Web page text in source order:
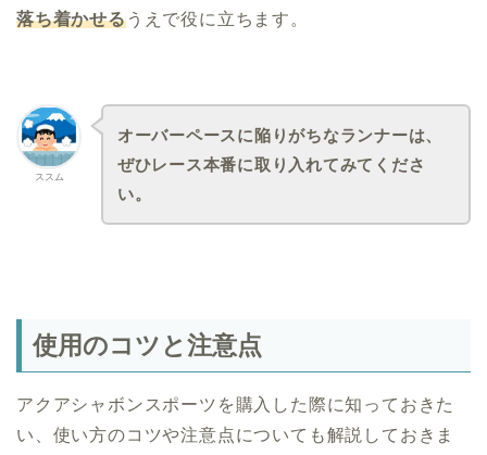
落ち着かせるうえで役に立ちます。
ススム
オーバーペースに陥りがちなランナーは、
ぜひレース本番に取り入れてみてくださ
い。
使用のコツと注意点
アクアシャボンスポーツを購入した際に知っておきた
い、使い方のコツや注意点についても解説しておきま